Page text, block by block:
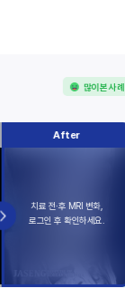
많이 본 사례
After